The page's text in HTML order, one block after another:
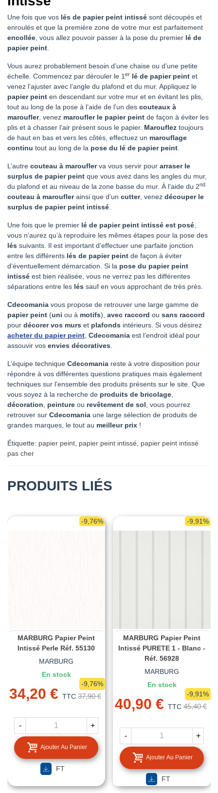
Une fois que vos lés de papier peint intissé sont découpés et
enroulés et que la première zone de votre mur est parfaitement
encollée, vous allez pouvoir passer à la pose du premier lé de
papier peint.
Vous aurez probablement besoin d’une chaise ou d’une petite
échelle. Commencez par dérouler le 1er lé de papier peint et
venez l’ajuster avec l’angle du plafond et du mur. Appliquez le
papier peint en descendant sur votre mur et en évitant les plis,
tout au long de la pose à l’aide de l’un des couteaux à
maroufler, venez maroufler le papier peint de façon à éviter les
plis et à chasser l’air présent sous le papier. Marouflez toujours
de haut en bas et vers les côtés, effectuez un marouflage
continu tout au long de la pose du lé de papier peint.
L’autre couteau à marouflerva vous servir pour arraser le
surplus de papier peint que vous avez dans les angles du mur,
du plafond et au niveau de la zone basse du mur. À l’aide du 2nd
couteau à marouflerainsi que d’un cutter, venez découper le
surplus de papier peint intissé.
Une fois que le premier lé de papier peint intissé est posé,
vous n’aurez qu’à reproduire les mêmes étapes pour la pose des
lés suivants. Il est important d’effectuer une parfaite jonction
entre les différents lés de papier peint de façon à éviter
d’éventuellement démarcation. Si la pose du papier peint
intissé est bien réalisée, vous ne verrez pas les différentes
séparations entre les lés sauf en vous approchant de très près.
Cdecomania vous propose de retrouver une large gamme de
papier peint (uni ou à motifs), avec raccord ou sans raccord
pour décorer vos murs et plafonds intérieurs. Si vous désirez
acheter du papier peint, Cdecomania est l’endroit idéal pour
assouvir vos envies décoratives.
L’équipe technique Cdecomania reste à votre disposition pour
répondre à vos différentes questions pratiques mais également
techniques sur l’ensemble des produits présents sur le site. Que
vous soyez à la recherche de produits de bricolage,
décoration, peinture ou revêtement de sol, vous pourrez
retrouver sur Cdecomania une large sélection de produits de
grandes marques, le tout au meilleur prix !
Étiquette: papier peint, papier peint intissé, papier peint intissé
pas cher
PRODUITS LIÉS
-9,76%
MARBURG Papier Peint
Intissé Perle Réf. 55130
MARBURG
En stock
34,20 € TTC 37,90 €
-9,76%
- +
Ajouter Au Panier
FT
-9,91%
MARBURG Papier Peint
Intissé PURETE 1 - Blanc -
Réf. 56928
MARBURG
En stock
40,90 € TTC 45,40 €
-9,91%
- +
Ajouter Au Panier
FT